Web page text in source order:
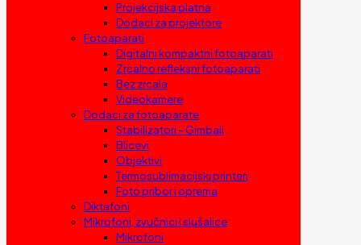
Projekcijska platna
Dodaci za projektore
Fotoaparati
Digitalni kompaktni fotoaparati
Zrcalno refleksni fotoaparati
Bez zrcala
Videokamere
Dodaci za fotoaparate
Stabilizatori – Gimbali
Blicevi
Objektivi
Termosublimacijski printeri
Foto pribor i oprema
Diktafoni
Mikrofoni, zvučnici i slušalice
Mikrofoni